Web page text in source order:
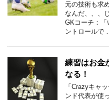
元の技術も求
なんだ、、、
GKコーチ：「
ントロールで
練習はお金
なる！
「Crazyキャ
ンド代表が使